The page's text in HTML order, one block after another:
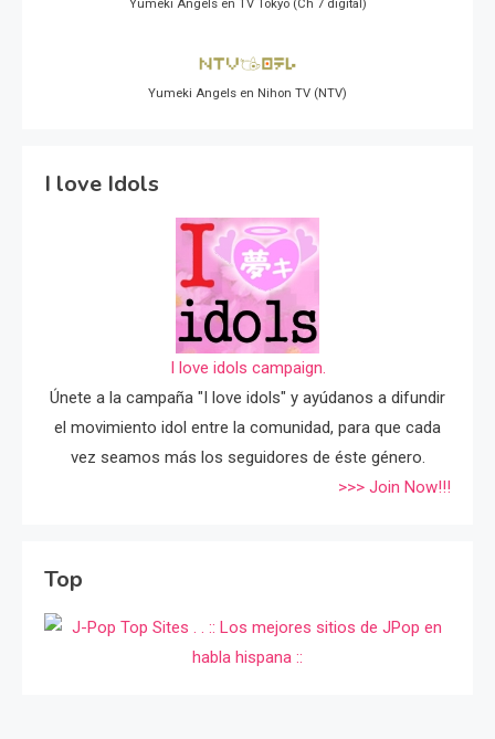
Yumeki Angels en TV Tokyo (Ch 7 digital)
Yumeki Angels en Nihon TV (NTV)
I love Idols
I love idols campaign.
Únete a la campaña "I love idols" y ayúdanos a difundir
el movimiento idol entre la comunidad, para que cada
vez seamos más los seguidores de éste género.
>>> Join Now!!!
Top